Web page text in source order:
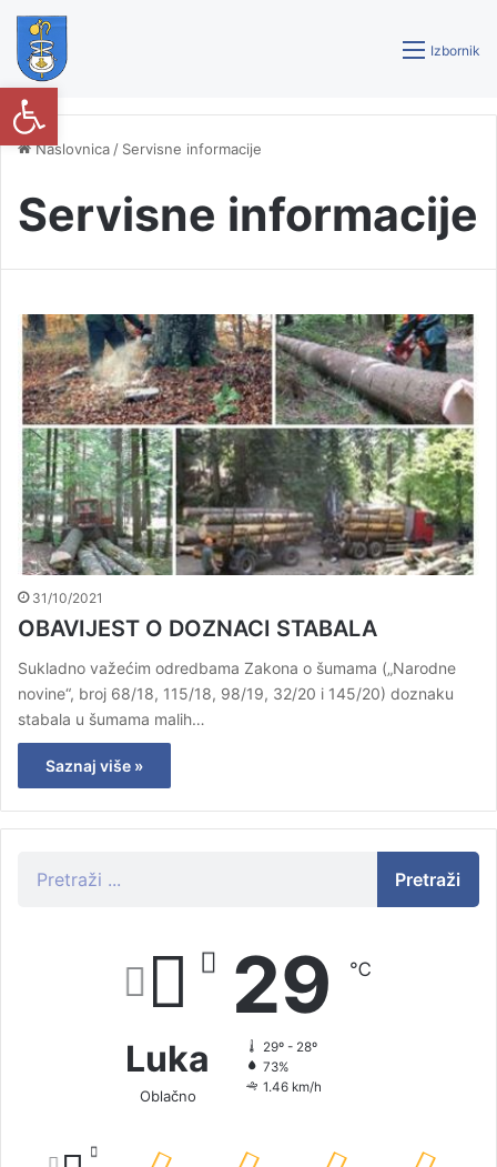
Izbornik
Naslovnica / Servisne informacije
Servisne informacije
31/10/2021
OBAVIJEST O DOZNACI STABALA
Sukladno važećim odredbama Zakona o šumama („Narodne
novine“, broj 68/18, 115/18, 98/19, 32/20 i 145/20) doznaku
stabala u šumama malih…
Saznaj više »
Pretraži
Luka
Oblačno
29 ℃
29º - 28º
73%
1.46 km/h
Open toolbar